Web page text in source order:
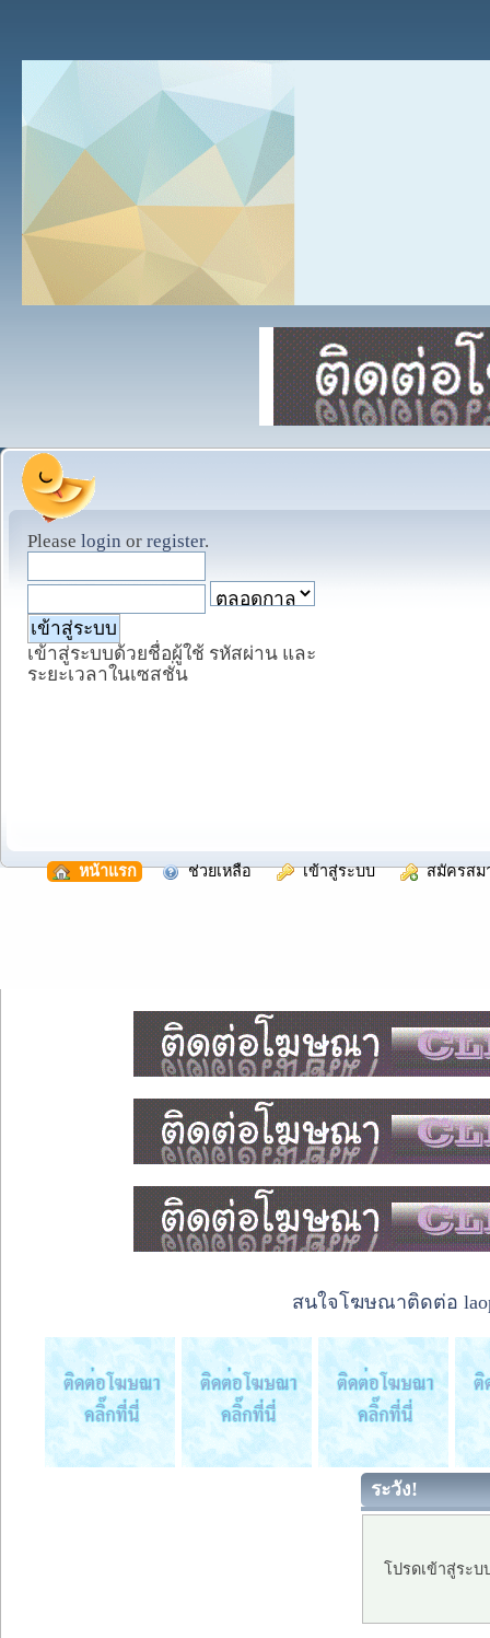
Please login or register.
เข้าสู่ระบบด้วยชื่อผู้ใช้ รหัสผ่าน และ
ระยะเวลาในเซสชั่น
หน้าแรก ช่วยเหลือ เข้าสู่ระบบ สมัครสม
สนใจโฆษณาติดต่อ
ระวัง!
โปรดเข้าสู่ระ